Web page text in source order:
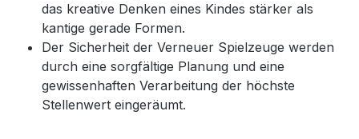
das kreative Denken eines Kindes stärker als
kantige gerade Formen.
Der Sicherheit der Verneuer Spielzeuge werden
durch eine sorgfältige Planung und eine
gewissenhaften Verarbeitung der höchste
Stellenwert eingeräumt.